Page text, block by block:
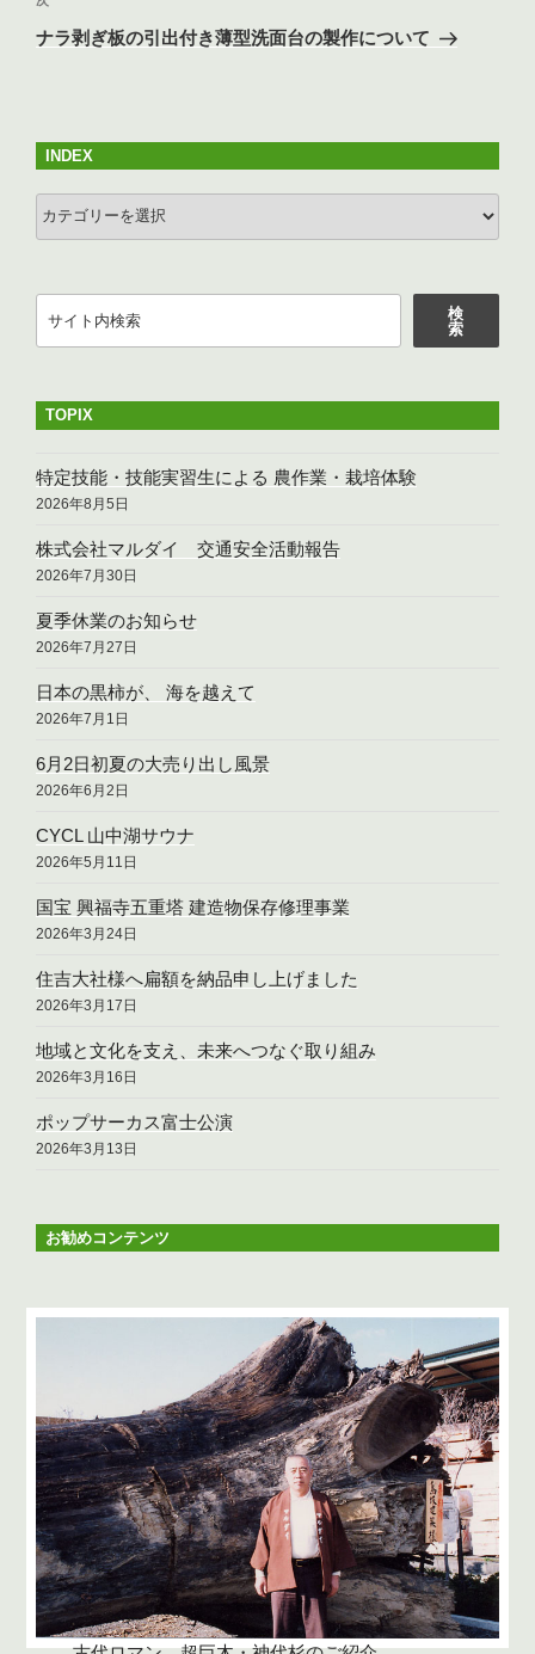
ゲ
ン
の
ナラ剥ぎ板の引出付き薄型洗面台の製作について
INDEX
INDEX
検
索
TOPIX
特定技能・技能実習生による 農作業・栽培体験
2026年8月5日
株式会社マルダイ 交通安全活動報告
2026年7月30日
夏季休業のお知らせ
2026年7月27日
日本の黒柿が、 海を越えて
2026年7月1日
6月2日初夏の大売り出し風景
2026年6月2日
CYCL 山中湖サウナ
2026年5月11日
国宝 興福寺五重塔 建造物保存修理事業
2026年3月24日
住吉大社様へ扁額を納品申し上げました
2026年3月17日
地域と文化を支え、未来へつなぐ取り組み
2026年3月16日
ポップサーカス富士公演
2026年3月13日
お勧めコンテンツ